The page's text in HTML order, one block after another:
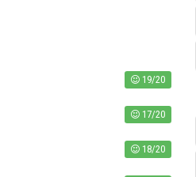
19/20
17/20
18/20